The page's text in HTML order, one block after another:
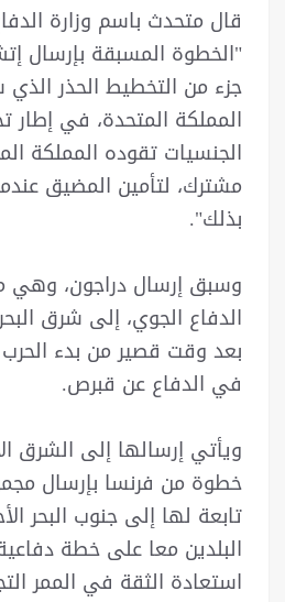
قال متحدث باسم وزارة
"الخطوة المسبقة بإرسال
جزء من التخطيط الحذر
المملكة المتحدة، في إطار
الجنسيات تقوده المملكة
مشترك، لتأمين المضيق
بذلك".
وسبق إرسال دراجون، وهي
الدفاع الجوي، إلى شرق
بعد وقت قصير من بدء
في الدفاع عن قبرص.
ويأتي إرسالها إلى الشرق
خطوة من فرنسا بإرسال
تابعة لها إلى جنوب البحر
البلدين معا على خطة
استعادة الثقة في الممر